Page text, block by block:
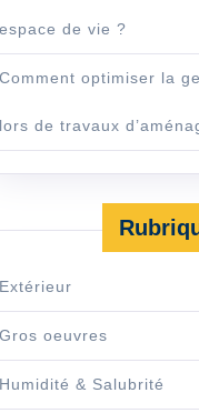
espace de vie ?
Comment optimiser la
lors de travaux
Extérieur
Gros oeuvres
Humidité & Salubrité